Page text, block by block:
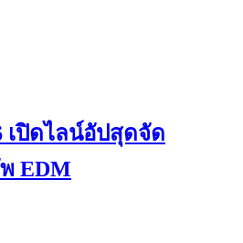
เปิดไลน์อัปสุดจัด
EDM